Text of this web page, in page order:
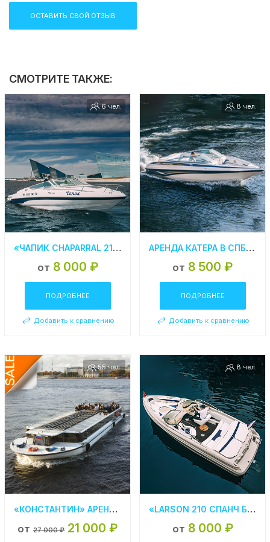
Компания Ру-Чартерс всегда рада предложить вам
ОСТАВИТЬ СВОЙ ОТЗЫВ
СМОТРИТЕ ТАКЖЕ:
6 чел.
«ЧАПИК CHAPARRAL 215» АРЕНДА КАТЕРА В СПБ
от 8 000 ₽
ПОДРОБНЕЕ
Добавить к сравнению
8 чел.
АРЕНДА КАТЕРА В СПБ «СROWNLINE 210 SS»
от 8 500 ₽
ПОДРОБНЕЕ
Добавить к сравнению
55 чел.
«КОНСТАНТИН» АРЕНДА ТЕПЛОХОДА В СПБ
от 27 000 ₽ 21 000 ₽
8 чел.
«LARSON 210 СПАНЧ БОБ» АРЕНДА КАТЕРА В СПБ
от 8 000 ₽